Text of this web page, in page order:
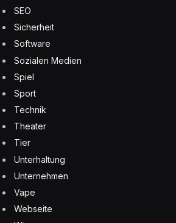
SEO
Sicherheit
Software
Sozialen Medien
Spiel
Sport
Technik
Theater
Tier
Unterhaltung
Unternehmen
Vape
Webseite